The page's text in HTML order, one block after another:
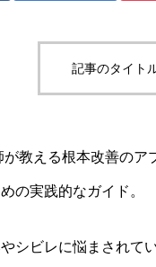
記事のタイト
教える根本改善の
の実践的なガイド。
シビレに悩まされて